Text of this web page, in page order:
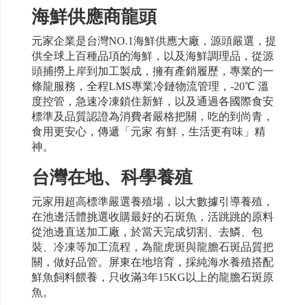
海鮮供應商龍頭
元家企業是台灣NO.1海鮮供應大廠，源頭嚴選，提
供全球上百種品項的海鮮，以及海鮮調理品，從源
頭捕撈上岸到加工製成，擁有產銷履歷，專業的一
條龍服務，全程LMS專業冷鏈物流管理，-20℃ 溫
度控管，急速冷凍鎖住新鮮，以及通過各國際食安
標準及品質認證為消費者嚴格把關，吃的到尚青，
食用更安心，傳遞「元家 有鮮，生活更有味」精
神。
台灣在地、科學養殖
元家用超高標準嚴選養殖場，以大數據引導養殖，
在池邊活體挑選收購最好的石斑魚，活跳跳的原料
從池邊直送加工廠，於當天完成切割、去鱗、包
裝、冷凍等加工流程，為龍虎斑與龍膽石斑品質把
關，做好品管。屏東在地培育，採純海水養殖搭配
鮮魚飼料餵養，只收滿3年15KG以上的龍膽石斑原
魚。